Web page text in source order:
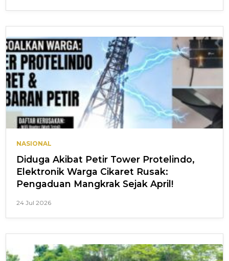
NASIONAL
Diduga Akibat Petir Tower Protelindo,
Elektronik Warga Cikaret Rusak:
Pengaduan Mangkrak Sejak April!
24 Jul 2026